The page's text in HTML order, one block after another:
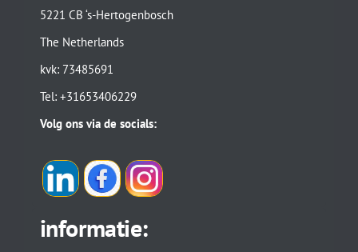
5221 CB ‘s-Hertogenbosch
The Netherlands
kvk: 73485691
Tel: +31653406229
Volg ons via de socials:
informatie: